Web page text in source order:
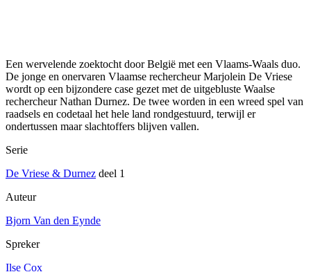
Een wervelende zoektocht door België met een Vlaams-Waals duo.
De jonge en onervaren Vlaamse rechercheur Marjolein De Vriese
wordt op een bijzondere case gezet met de uitgebluste Waalse
rechercheur Nathan Durnez. De twee worden in een wreed spel van
raadsels en codetaal het hele land rondgestuurd, terwijl er
ondertussen maar slachtoffers blijven vallen.
Serie
De Vriese & Durnez deel 1
Auteur
Bjorn Van den Eynde
Spreker
Ilse Cox